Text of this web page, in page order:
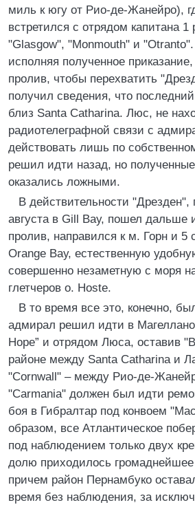
миль к югу от Рио-де-Жанейро),
встретился с отрядом капитана 1
"Glasgow", "Monmouth" и
исполняя полученное
пролив, чтобы перехватить
получил сведения, что
близ Santa Catharina. Люс, не
радиотелеграфной связи с
действовать лишь по
решил идти назад, но
оказались ложными.
В действительности "Дрезден",
августа в Gill Вау, пошел дальше
пролив, направился к м. Горн и 5
Orange Вау, естественную
совершенно незаметную с моря
глетчеров о. Hoste.
В то время все это, конечно,
адмирал решил идти в
Норе” и отрядом Люса, оставив
районе между Santa Catharina и
"Cornwall" – между Рио-де-
"Carmania" должен был идти
боя в Гибралтар под конвоем
образом, все Атлантическое
под наблюдением только двух
долю приходилось громаднейшее
причем район Пернамбуко
время без наблюдения, за